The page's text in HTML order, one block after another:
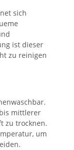
sich
ist dieser
zu reinigen
mittlerer
zu trocknen.
um